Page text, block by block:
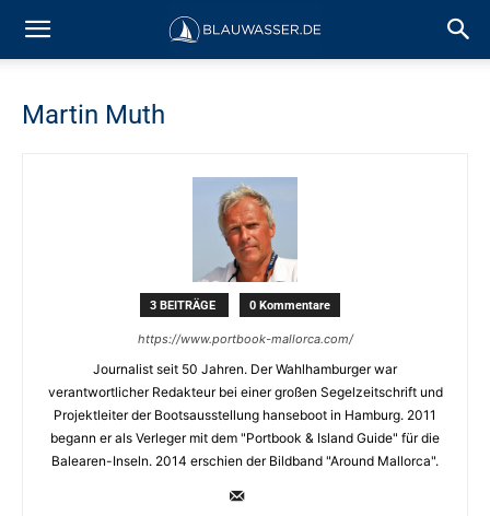
Martin Muth
3 BEITRÄGE 0 Kommentare
https://www.portbook-mallorca.com/
Journalist seit 50 Jahren. Der Wahlhamburger war
verantwortlicher Redakteur bei einer großen Segelzeitschrift und
Projektleiter der Bootsausstellung hanseboot in Hamburg. 2011
begann er als Verleger mit dem "Portbook & Island Guide" für die
Balearen-Inseln. 2014 erschien der Bildband "Around Mallorca".